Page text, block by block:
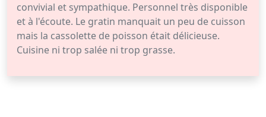
convivial et sympathique. Personnel très disponible
et à l'écoute. Le gratin manquait un peu de cuisson
mais la cassolette de poisson était délicieuse.
Cuisine ni trop salée ni trop grasse.